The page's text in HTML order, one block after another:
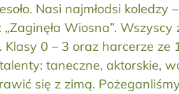
Nasi najmłodsi koledzy
Wiosna”.
0 – 3 oraz harcerze
taneczne, aktorskie,
się z zimą.